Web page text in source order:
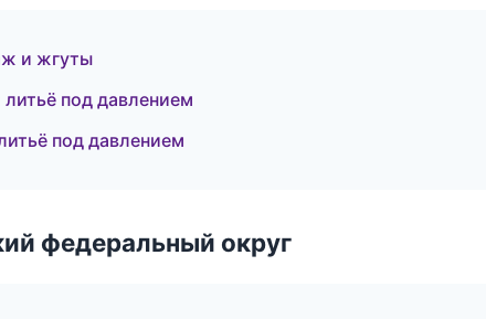
и жгуты
под давлением
под давлением
федеральный округ